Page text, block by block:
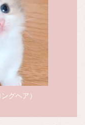
グヘア）